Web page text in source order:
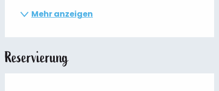
Mehr anzeigen
Reservierung